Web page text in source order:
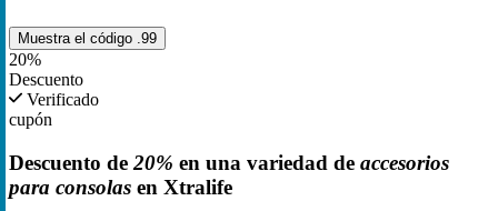
Muestra el código .99
20%
Descuento
Verificado
cupón
Descuento de 20% en una variedad de accesorios
para consolas en Xtralife